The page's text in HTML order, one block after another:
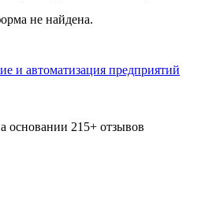
не найдена.
и автоматизация предприятий
основании 215+ отзывов